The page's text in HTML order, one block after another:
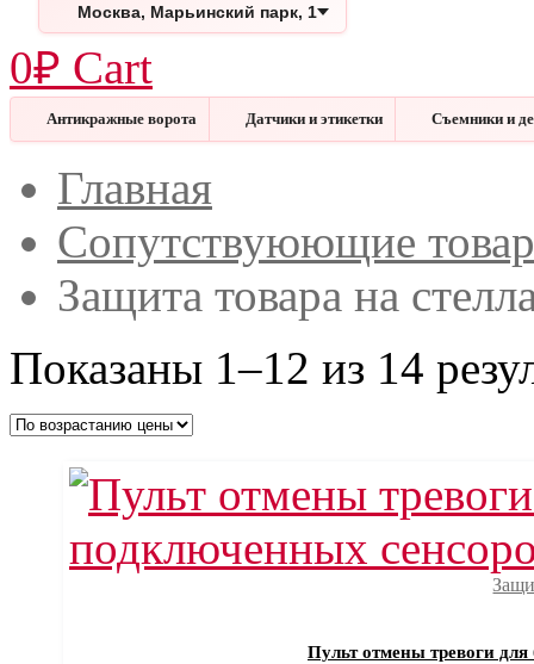
Москва, Марьинский парк, 1
0₽ Cart
Антикражные ворота Датчики и этикетки Съемники и
ЗакрытьГлавная
Сопутствуюющие
Защита товара на
Показаны 1–12 из 14
Пульт отмены тревоги